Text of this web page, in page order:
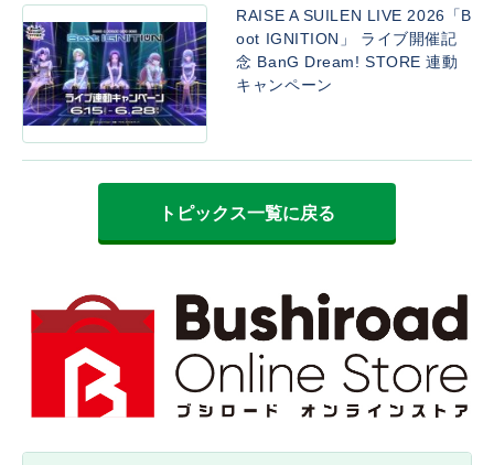
RAISE A SUILEN LIVE 2026「B
oot IGNITION」 ライブ開催記
念 BanG Dream! STORE 連動
キャンペーン
トピックス一覧に戻る